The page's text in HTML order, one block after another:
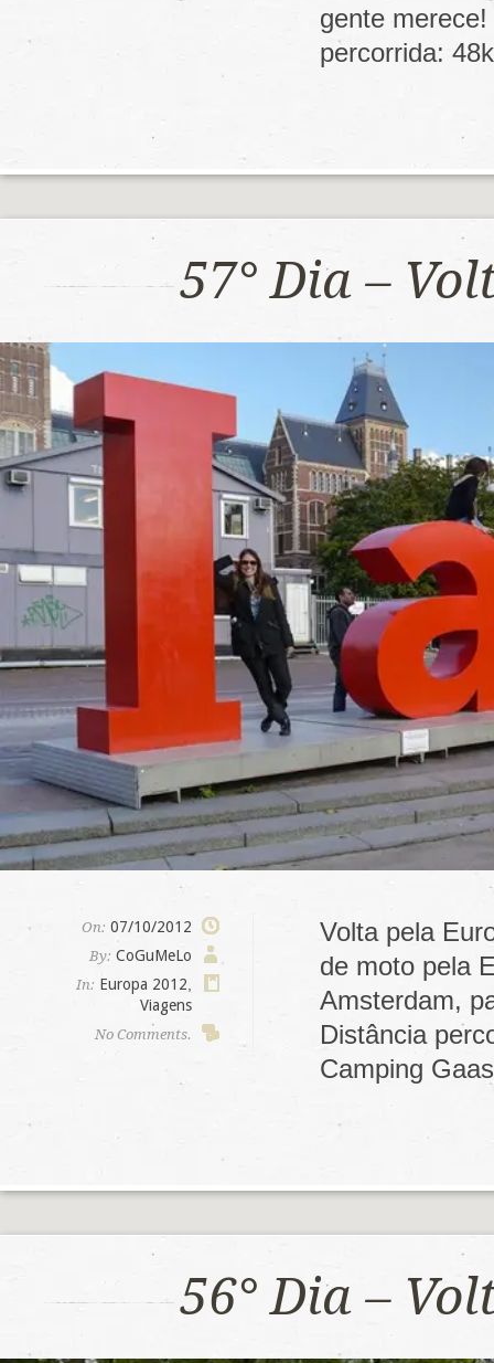
gente
percorrida:
57° Dia –
On: 07/10/2012
By: CoGuMeLo
In: Europa 2012
Viagens
No Comments.
Volta pela
de moto pela
Amsterdam,
Distância
Camping
56° Dia –